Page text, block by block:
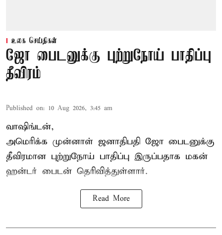
உலக செய்திகள்
ஜோ பைடனுக்கு புற்றுநோய் பாதிப்பு
தீவிரம்
Published on: 10 Aug 2026, 3:45 am
வாஷிங்டன்,
அமெரிக்க முன்னாள் ஜனாதிபதி ஜோ பைடனுக்கு
தீவிரமான புற்றுநோய் பாதிப்பு இருப்பதாக மகன்
ஹன்டர் பைடன் தெரிவித்துள்ளார்.
Read More